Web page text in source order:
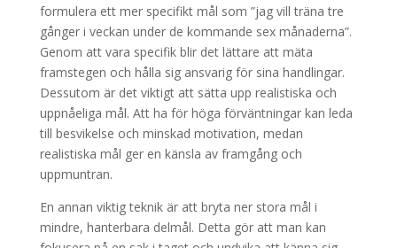
formulera ett mer specifikt mål som ”jag vill träna tre
gånger i veckan under de kommande sex månaderna”.
Genom att vara specifik blir det lättare att mäta
framstegen och hålla sig ansvarig för sina handlingar.
Dessutom är det viktigt att sätta upp realistiska och
uppnåeliga mål. Att ha för höga förväntningar kan leda
till besvikelse och minskad motivation, medan
realistiska mål ger en känsla av framgång och
uppmuntran.
En annan viktig teknik är att bryta ner stora mål i
mindre, hanterbara delmål. Detta gör att man kan